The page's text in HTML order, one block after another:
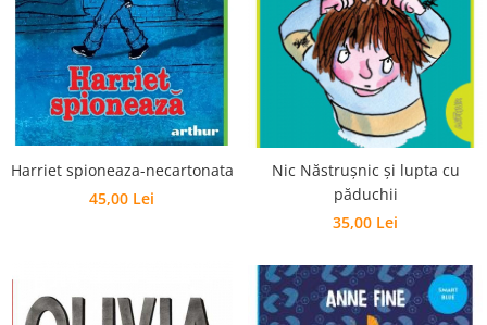
Povești
Reviste
Știință si natură
Vârstă
0-2 ani
10+ ani
7-10 ani
Adulți
Harriet spioneaza-necartonata
45,00 Lei
Nic Năstrușnic și lupta cu
păduchii
35,00 Lei